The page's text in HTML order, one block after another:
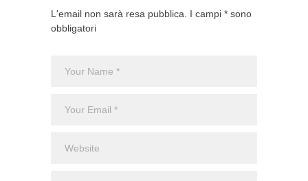
L'email non sarà resa pubblica. I campi * sono
obbligatori